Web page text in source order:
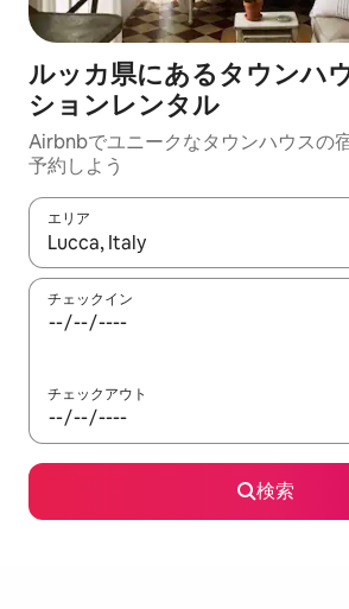
ルッカ県にあるタウンハ
ションレンタル
Airbnbでユニークなタウンハウスの
予約しよう
エリア
検索結果が表示されたら、上下の矢印
チェックイン
チェックアウト
検索